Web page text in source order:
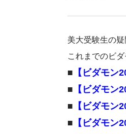
美大受験生の
これまでのビダ
■ 【ビダモン
■ 【ビダモン
■ 【ビダモン
■ 【ビダモン